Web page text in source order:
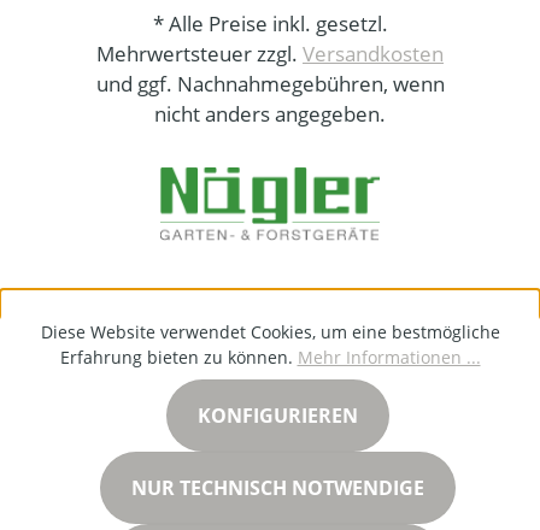
* Alle Preise inkl. gesetzl.
Mehrwertsteuer zzgl. Versandkosten
und ggf. Nachnahmegebühren, wenn
nicht anders angegeben.
Diese Website verwendet Cookies, um eine bestmögliche
Erfahrung bieten zu können. Mehr Informationen ...
NUR TECHNISCH NOTWENDIGE
KONFIGURIEREN